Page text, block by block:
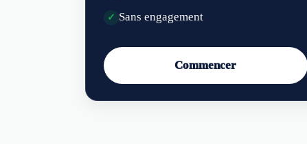
✓ Sans engagement
Commencer